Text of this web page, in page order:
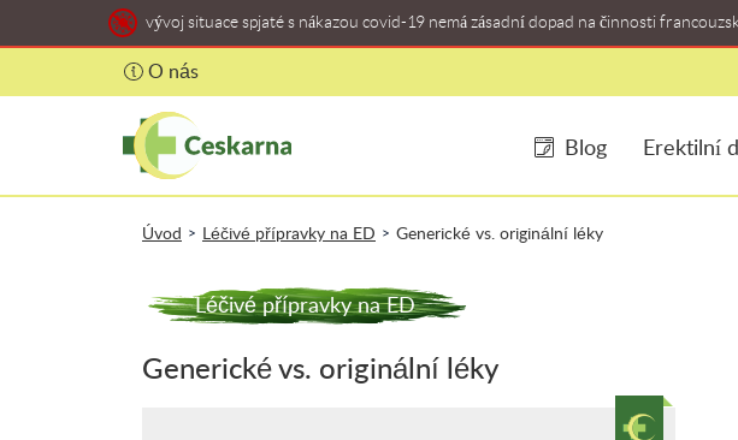
vývoj situace spjaté s nákazou covid-19 nemá zásadní dopad na činnosti
O nás
Blog Erektilní
Úvod > Léčivé přípravky na ED > Generické vs. originální léky
Léčivé přípravky na ED
Generické vs. originální léky